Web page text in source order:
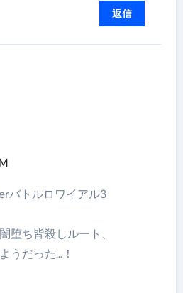
返信
バトルロワイアル3
堕ち皆殺しルート、
うだった…！